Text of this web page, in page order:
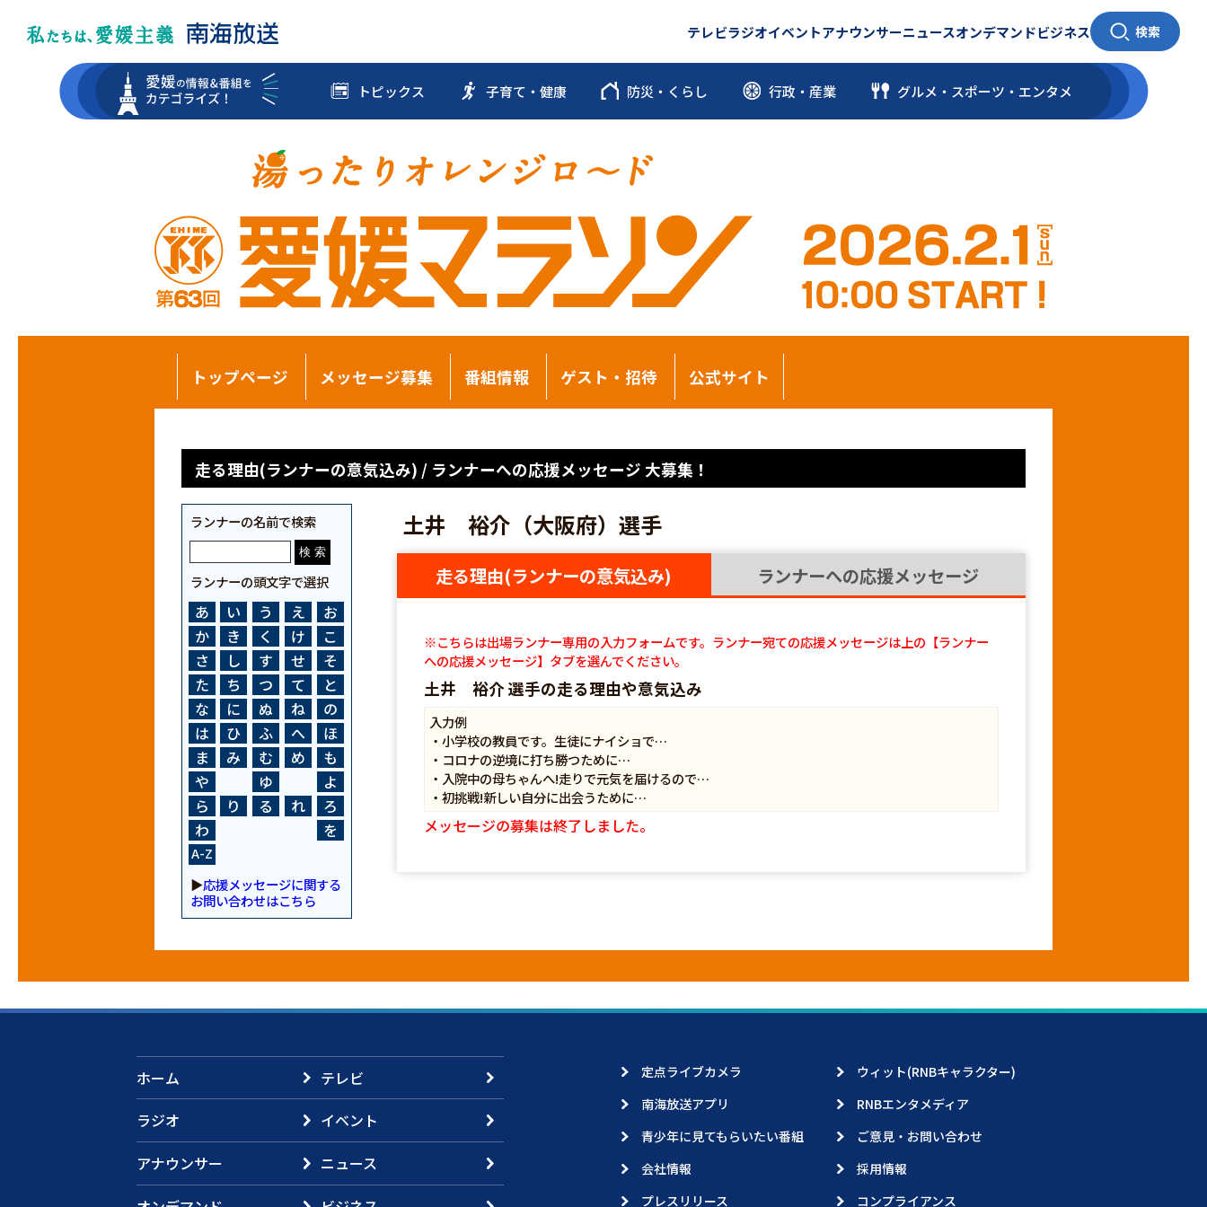
テレビラジオイベントアナウンサーニュースオンデマンドビジネス 検索
トピックス 子育て・健康 防災・くらし 行政・産業 グルメ・スポーツ ・ エンタメ
トップページ メッセージ募集 番組情報 ゲスト・招待 公式サイト
走る理由(ランナーの意気込み) / ランナーへの応援メッセージ 大募集！
ランナーの名前で検索
ランナーの頭文字で選択
あ い う え
お
か
き く け
こ
さ
し す せ
そ
た
ち つ て
と
な
に ぬ ね
の
は
ひ ふ へ
ほ
ま
み む め
も
や
ゆ
よ
ら
り る れ
ろ
わ
を
A-Z
▶応援メッセージに関する
お問い合わせはこちら
土井 裕介（大阪府）選手
走る理由(ランナーの意気込み) ランナーへの応援メッセージ
※こちらは出場ランナー専用の入力フォームです。ランナー宛ての応援メッセージは上の【ランナー
への応援メッセージ】タブを選んでください。
土井 裕介 選手の走る理由や意気込み
入力例
・小学校の教員です。生徒にナイショで…
・コロナの逆境に打ち勝つために…
・入院中の母ちゃんへ!走りで元気を届けるので…
・初挑戦!新しい自分に出会うために…
メッセージの募集は終了しました。
ホーム
テレビ
ラジオ
イベント
アナウンサー
ニュース
定点ライブカメラ
ウィット(RNBキャラクター)
南海放送アプリ
RNBエンタメディア
青少年に見てもらいたい番組
ご意見・お問い合わせ
会社情報
採用情報
プレスリリース
コンプライアンス